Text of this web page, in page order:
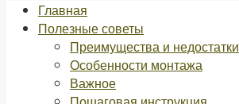
Главная
Полезные советы
Преимущества и недостатки
Особенности монтажа
Важное